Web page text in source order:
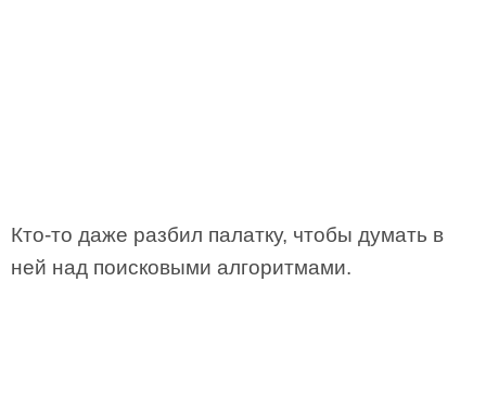
Кто-то даже разбил палатку, чтобы думать в
ней над поисковыми алгоритмами.